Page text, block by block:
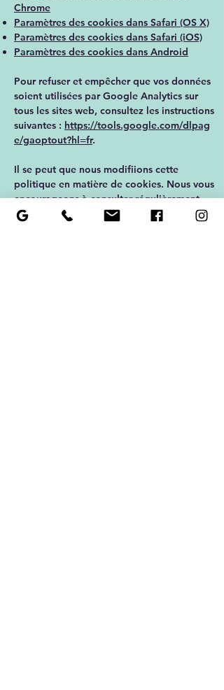
Chrome
Paramètres des cookies dans Safari (OS X)
Paramètres des cookies dans Safari (iOS)
Paramètres des cookies dans Android
Pour refuser et empêcher que vos données
soient utilisées par Google Analytics sur
tous les sites web, consultez les instructions
suivantes : https://tools.google.com/dlpag
e/gaoptout?hl=fr.
Il se peut que nous modifiions cette
politique en matière de cookies. Nous vous
encourageons à consulter régulièrement
cette page pour obtenir les dernières